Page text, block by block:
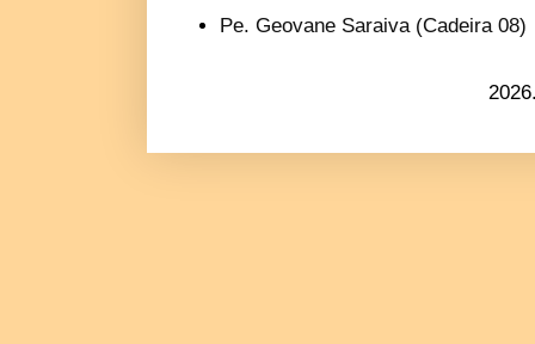
Pe. Geovane Saraiva (Cadeira 08)